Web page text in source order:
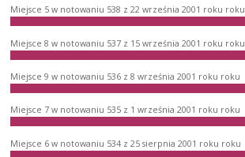
Miejsce 5 w notowaniu 538 z 22 września 2001 roku roku
Miejsce 8 w notowaniu 537 z 15 września 2001 roku roku
Miejsce 9 w notowaniu 536 z 8 września 2001 roku roku
Miejsce 7 w notowaniu 535 z 1 września 2001 roku roku
Miejsce 6 w notowaniu 534 z 25 sierpnia 2001 roku roku